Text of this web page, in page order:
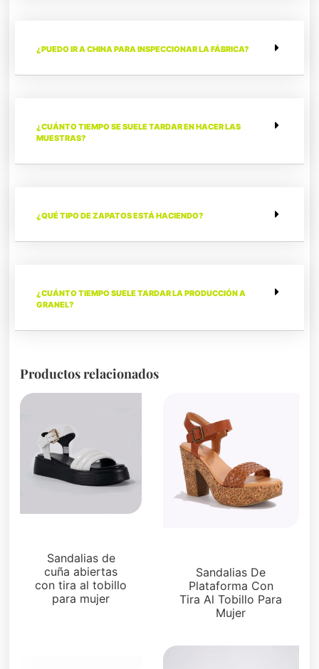
¿PUEDO IR A CHINA PARA INSPECCIONAR LA FÁBRICA?
¿CUÁNTO TIEMPO SE SUELE TARDAR EN HACER LAS
MUESTRAS?
¿QUÉ TIPO DE ZAPATOS ESTÁ HACIENDO?
¿CUÁNTO TIEMPO SUELE TARDAR LA PRODUCCIÓN A
GRANEL?
Productos relacionados
Sandalias de
cuña abiertas
con tira al tobillo
para mujer
Sandalias De
Plataforma Con
Tira Al Tobillo Para
Mujer